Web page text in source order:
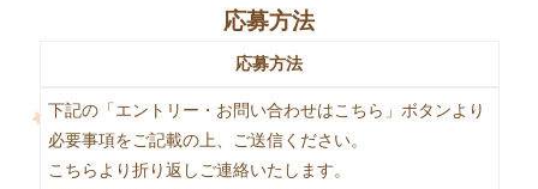
応募方法
応募方法
下記の「エントリー・お問い合わせはこちら」ボタンより
必要事項をご記載の上、ご送信ください。
こちらより折り返しご連絡いたします。